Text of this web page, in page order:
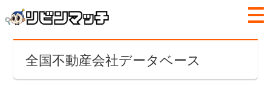
全国不動産会社データベース